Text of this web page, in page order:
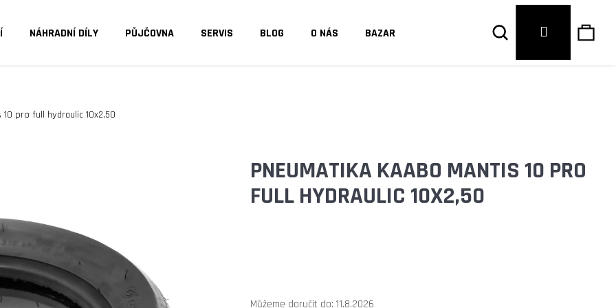
NÁHRADNÍ DÍLY PŮJČOVNA SERVIS BLOG O NÁS BAZAR Hledat Přihlášení
pro full hydraulic 10x2,50
PNEUMATIKA KAABO MANTIS 10 PRO
FULL HYDRAULIC 10X2,50
Můžeme doručit do: 11.8.2026